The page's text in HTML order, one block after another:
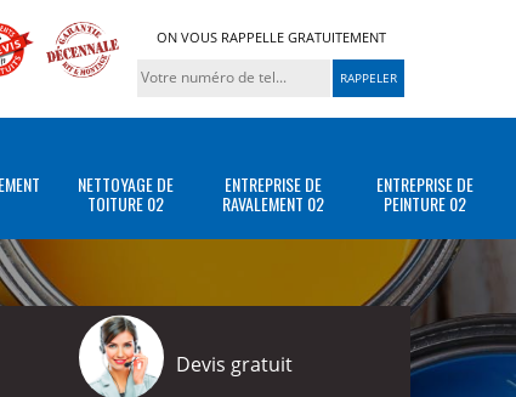
ON VOUS RAPPELLE GRATUITEMENT
NETTOYAGE DE
TOITURE 02
ENTREPRISE DE
RAVALEMENT 02
ENTREPRISE DE
PEINTURE 02
Devis gratuit